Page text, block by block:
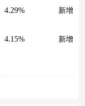
4.29% 新增
4.15% 新增